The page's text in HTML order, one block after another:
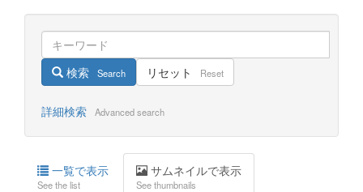
検索 Search リセット Reset
詳細検索 Advanced search
一覧で表示
See the list
サムネイルで表示
See thumbnails